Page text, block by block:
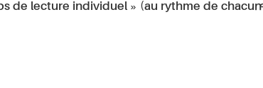
de lecture individuel » (au rythme de